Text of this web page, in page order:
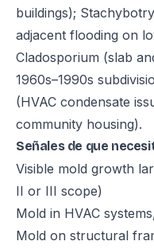
buildings);
adjacent flooding on
Cladosporium (slab
1960s–1990s
(HVAC condensate
community housing).
Señales de que
Visible mold growth
II or III scope)
Mold in HVAC
Mold on structural